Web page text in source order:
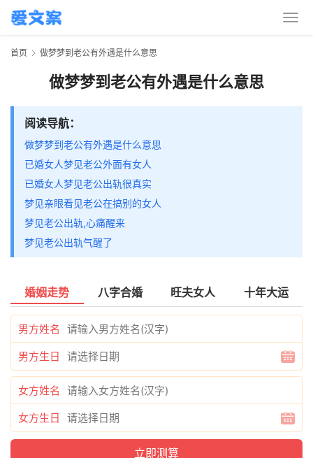
首页 做梦梦到老公有外遇是什么意思
做梦梦到老公有外遇是什么意思
阅读导航：
做梦梦到老公有外遇是什么意思
已婚女人梦见老公外面有女人
已婚女人梦见老公出轨很真实
梦见亲眼看见老公在搞别的女人
梦见老公出轨,心痛醒来
梦见老公出轨气醒了
婚姻走势 八字合婚 旺夫女人 十年大运
男方姓名
男方生日
女方姓名
女方生日